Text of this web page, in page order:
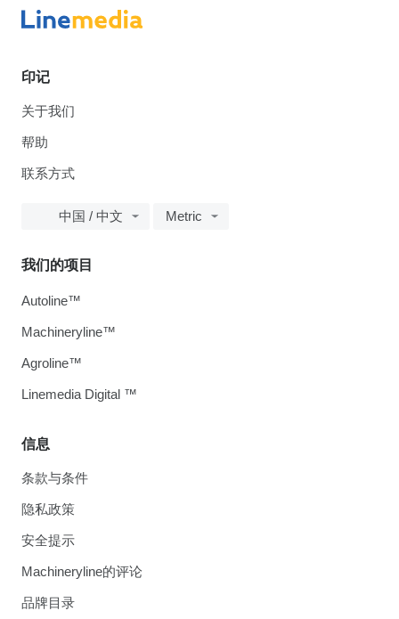
印记
关于我们
帮助
联系方式
中国 / 中文 Metric
信息
条款与条件
隐私政策
安全提示
Machineryline的评论
品牌目录
我们的项目
Autoline™
Machineryline™
Agroline™
Linemedia Digital ™